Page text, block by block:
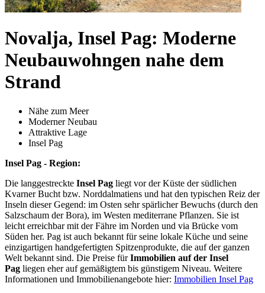
Novalja, Insel Pag: Moderne
Neubauwohngen nahe dem
Strand
Nähe zum Meer
Moderner Neubau
Attraktive Lage
Insel Pag
Insel Pag - Region:
Die langgestreckte Insel Pag liegt vor der Küste der südlichen
Kvarner Bucht bzw. Norddalmatiens und hat den typischen Reiz der
Inseln dieser Gegend: im Osten sehr spärlicher Bewuchs (durch den
Salzschaum der Bora), im Westen mediterrane Pflanzen. Sie ist
leicht erreichbar mit der Fähre im Norden und via Brücke vom
Süden her. Pag ist auch bekannt für seine lokale Küche und seine
einzigartigen handgefertigten Spitzenprodukte, die auf der ganzen
Welt bekannt sind. Die Preise fürImmobilien auf der Insel
Pag liegen eher auf gemäßigtem bis günstigem Niveau. Weitere
Informationen und Immobilienangebote hier: Immobilien Insel Pag